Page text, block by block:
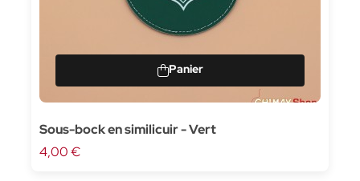
Sous-bock en similicuir - Vert
4,00 €